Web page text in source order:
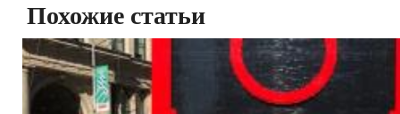
Похожие статьи